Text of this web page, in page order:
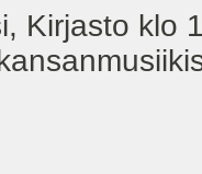
Kirjasto klo